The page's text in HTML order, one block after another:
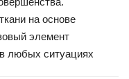
на основе
элемент
любых ситуациях